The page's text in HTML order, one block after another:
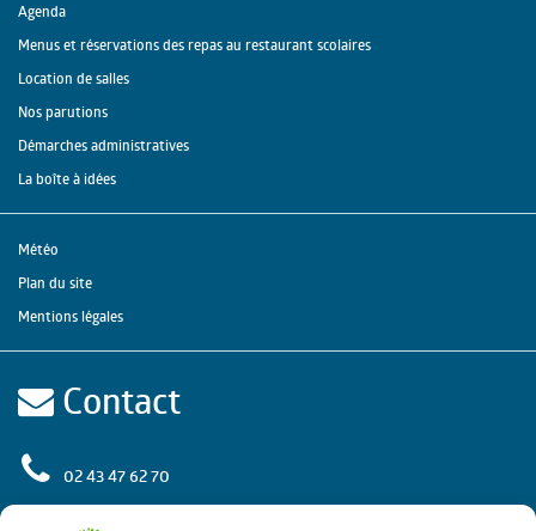
Agenda
Menus et réservations des repas au restaurant scolaires
Location de salles
Nos parutions
Démarches administratives
La boîte à idées
Météo
Plan du site
Mentions légales
Contact
02 43 47 62 70
rue de l'Europe